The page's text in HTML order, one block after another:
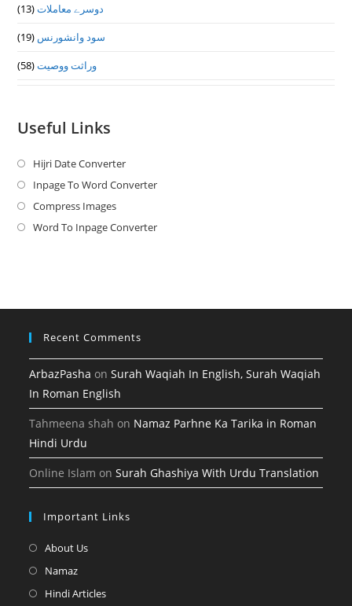
دوسرے معاملات(13)
سود وانشورنس (19)
وراثت ووصيت(58)
Useful Links
Hijri Date ConverterOpens
in
new
Inpage To Word ConverterOpens
a
Compress ImagesOpens
in
Word To Inpage ConverterOpens
tab
Recent Comments
ArbazPasha onSurah Waqiah In English, Surah Waqiah
In Roman English
Tahmeena shah on Namaz Parhne Ka Tarika in Roman
Hindi Urdu
Online Islam onSurah Ghashiya With Urdu Translation
Important Links
About UsOpens
a
NamazOpens
in
Hindi ArticlesOpens